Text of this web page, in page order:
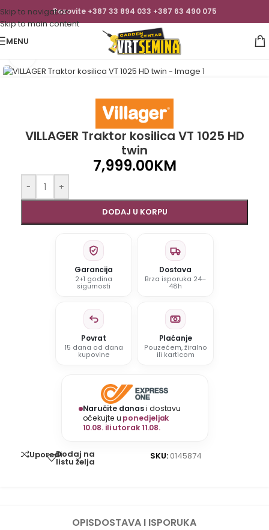
Skip to navigation
Skip to main content
Pozovite +387 33 894 033 +387 63 490 075
MENU
VILLAGER Traktor kosilica VT 1025 HD
twin
7,999.00KM
- +
DODAJ U KORPU
Garancija
2+1 godina
sigurnosti
Dostava
Brza isporuka 24–
48h
Povrat
15 dana od dana
kupovine
Plaćanje
Pouzećem, žiralno
ili karticom
Naručite danasi dostavu
očekujte u ponedjeljak
10.08. ili utorak 11.08.
UporediDodaj na
listu želja
SKU: 0145874
OPISDOSTAVA I ISPORUKA